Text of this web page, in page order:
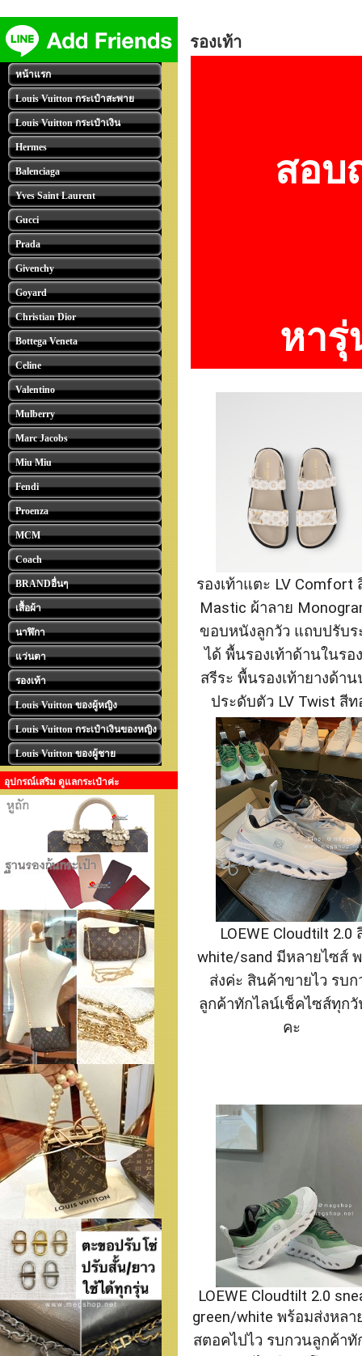
หน้าแรก
Louis Vuitton กระเป๋าสะพาย
Louis Vuitton กระเป๋าเงิน
Hermes
Balenciaga
Yves Saint Laurent
Gucci
Prada
Givenchy
Goyard
Christian Dior
Bottega Veneta
Celine
Valentino
Mulberry
Marc Jacobs
Miu Miu
Fendi
Proenza
MCM
Coach
BRANDอื่นๆ
เสื้อผ้า
นาฬิกา
แว่นตา
รองเท้า
Louis Vuitton ของผู้หญิง
Louis Vuitton กระเป๋าเงินของหญิง
Louis Vuitton ของผู้ชาย
อุปกรณ์เสริม ดูแลกระเป๋าค่ะ
รองเท้า
สอบ
หารุ่
รองเท้าแตะ LV Comfort
Mastic ผ้าลาย
ขอบหนังลูกวัว แถบปรับร
ได้ พื้นรองเท้าด้านในรอ
สรีระ พื้นรองเท้ายางด้า
ประดับตัว LV Twist สีท
LOEWE Cloudtilt 2.0
white/sand มีหลายไซส์
ส่งค่ะ สินค้าขายไว รบก
ลูกค้าทักไลน์เช็คไซส์ทุก
คะ
LOEWE Cloudtilt 2.0
green/white พร้อมส่งหลา
สตอคไปไว รบกวนลูกค้าทั